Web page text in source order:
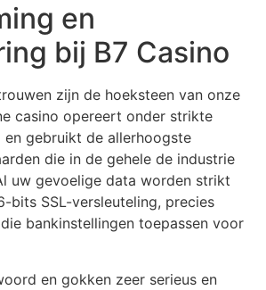
en
bij B7 Casino
zijn de hoeksteen van onze
casino opereert onder strikte
en gebruikt de allerhoogste
die in de gehele de industrie
uw gevoelige data worden strikt
bits SSL-versleuteling, precies
bankinstellingen toepassen voor
en gokken zeer serieus en